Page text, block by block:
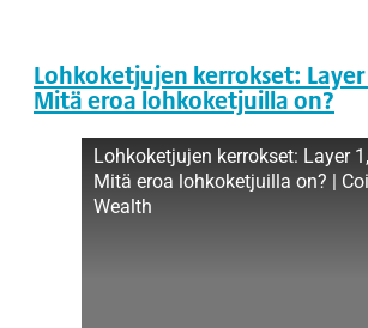
Lohkoketjujen kerrokset: Layer
Mitä eroa lohkoketjuilla on?
Lohkoketjujen kerrokset: Layer 1,
Mitä eroa lohkoketjuilla on? |
Wealth